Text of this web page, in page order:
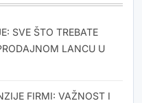
SVE ŠTO TREBATE
LANCU U
FIRMI: VAŽNOST I